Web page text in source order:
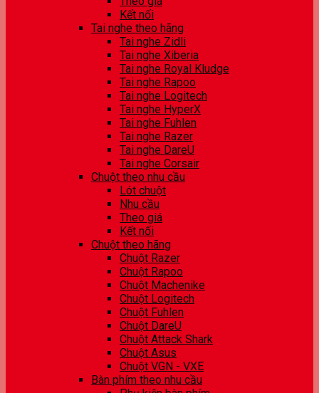
Kết nối
Tai nghe theo hãng
Tai nghe Zidli
Tai nghe Xiberia
Tai nghe Royal Kludge
Tai nghe Rapoo
Tai nghe Logitech
Tai nghe HyperX
Tai nghe Fuhlen
Tai nghe Razer
Tai nghe DareU
Tai nghe Corsair
Chuột theo nhu cầu
Lót chuột
Nhu cầu
Theo giá
Kết nối
Chuột theo hãng
Chuột Razer
Chuột Rapoo
Chuột Machenike
Chuột Logitech
Chuột Fuhlen
Chuột DareU
Chuột Attack Shark
Chuột Asus
Chuột VGN - VXE
Bàn phím theo nhu cầu